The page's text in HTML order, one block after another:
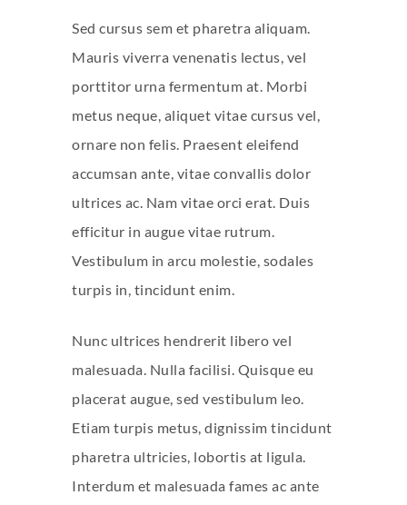
Sed cursus sem et pharetra aliquam.
Mauris viverra venenatis lectus, vel
porttitor urna fermentum at. Morbi
metus neque, aliquet vitae cursus vel,
ornare non felis. Praesent eleifend
accumsan ante, vitae convallis dolor
ultrices ac. Nam vitae orci erat. Duis
efficitur in augue vitae rutrum.
Vestibulum in arcu molestie, sodales
turpis in, tincidunt enim.
Nunc ultrices hendrerit libero vel
malesuada. Nulla facilisi. Quisque eu
placerat augue, sed vestibulum leo.
Etiam turpis metus, dignissim tincidunt
pharetra ultricies, lobortis at ligula.
Interdum et malesuada fames ac ante